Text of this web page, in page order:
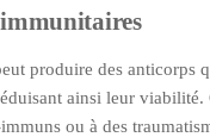
produire des anticorps
ainsi leur viabilité.
ou à des